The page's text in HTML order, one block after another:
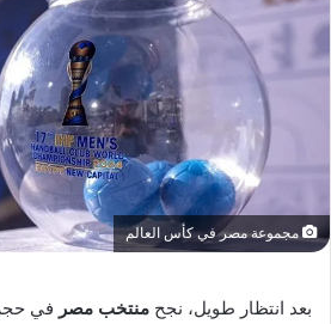
مجموعة مصر في كأس العالم
بعد انتظار طويل، نجح منتخب مصر في